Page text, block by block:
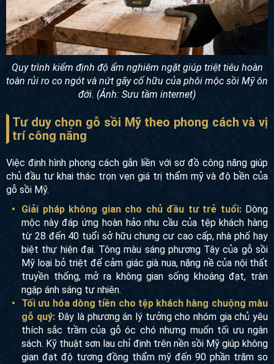
Quy trình kiểm định độ ẩm nghiêm ngặt giúp triệt tiêu hoàn
toàn rủi ro co ngót và nứt gãy cố hữu của phôi mộc sồi Mỹ ôn
đới. (Ảnh: Sưu tầm internet)
Tư duy chọn gỗ sồi Mỹ theo phong cách và vị
trí công năng
Việc định hình phong cách gắn liền với sơ đồ công năng giúp
chủ đầu tư khai thác trọn vẹn giá trị thẩm mỹ và độ bền của
gỗ sồi Mỹ.
Giải pháp không gian cho chủ đầu tư trẻ tuổi:Dòng
mộc này đáp ứng hoàn hảo nhu cầu của tệp khách hàng
từ 28 đến 40 tuổi sở hữu chung cư cao cấp, nhà phố hay
biệt thự hiện đại. Tông màu sáng phương Tây của gỗ sồi
Mỹ loại bỏ triệt để cảm giác già nua, nặng nề của nội thất
truyền thống, mở ra không gian sống khoáng đạt, tràn
ngập ánh sáng tự nhiên.
Tối ưu hóa dòng tiền cho tệp khách hàng chuộng màu
gỗ quý:Đây là phương án lý tưởng cho nhóm gia chủ yêu
thích sắc trầm của gỗ óc chó nhưng muốn tối ưu ngân
sách. Kỹ thuật sơn lau chỉ định trên nền sồi Mỹ giúp không
gian đạt độ tương đồng thẩm mỹ đến 90 phần trăm so